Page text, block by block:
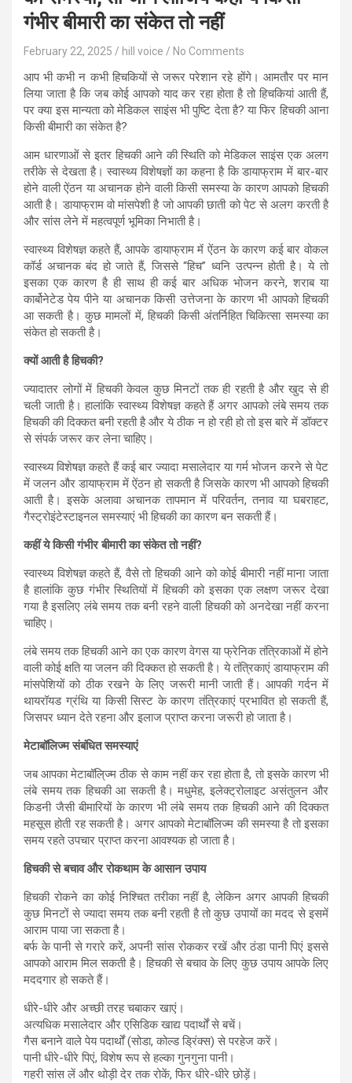
गंभीर बीमारी का संकेत तो नहीं
February 22, 2025 hill voice No Comments
आप भी कभी न कभी हिचकियों से जरूर परेशान रहे होंगे। आमतौर पर मान
लिया जाता है कि जब कोई आपको याद कर रहा होता है तो हिचकियां आती हैं,
पर क्या इस मान्यता को मेडिकल साइंस भी पुष्टि देता है? या फिर हिचकी आना
किसी बीमारी का संकेत है?
आम धारणाओं से इतर हिचकी आने की स्थिति को मेडिकल साइंस एक अलग
तरीके से देखता है। स्वास्थ्य विशेषज्ञों का कहना है कि डायाफ्राम में बार-बार
होने वाली ऐंठन या अचानक होने वाली किसी समस्या के कारण आपको हिचकी
आती है। डायाफ्राम वो मांसपेशी है जो आपकी छाती को पेट से अलग करती है
और सांस लेने में महत्वपूर्ण भूमिका निभाती है।
स्वास्थ्य विशेषज्ञ कहते हैं, आपके डायाफ्राम में ऐंठन के कारण कई बार वोकल
कॉर्ड अचानक बंद हो जाते हैं, जिससे “हिच” ध्वनि उत्पन्न होती है। ये तो
इसका एक कारण है ही साथ ही कई बार अधिक भोजन करने, शराब या
कार्बोनेटेड पेय पीने या अचानक किसी उत्तेजना के कारण भी आपको हिचकी
आ सकती है। कुछ मामलों में, हिचकी किसी अंतर्निहित चिकित्सा समस्या का
संकेत हो सकती है।
क्यों आती है हिचकी?
ज्यादातर लोगों में हिचकी केवल कुछ मिनटों तक ही रहती है और खुद से ही
चली जाती है। हालांकि स्वास्थ्य विशेषज्ञ कहते हैं अगर आपको लंबे समय तक
हिचकी की दिक्कत बनी रहती है और ये ठीक न हो रही हो तो इस बारे में डॉक्टर
से संपर्क जरूर कर लेना चाहिए।
स्वास्थ्य विशेषज्ञ कहते हैं कई बार ज्यादा मसालेदार या गर्म भोजन करने से पेट
में जलन और डायाफ्राम में ऐंठन हो सकती है जिसके कारण भी आपको हिचकी
आती है। इसके अलावा अचानक तापमान में परिवर्तन, तनाव या घबराहट,
गैस्ट्रोइंटेस्टाइनल समस्याएं भी हिचकी का कारण बन सकती हैं।
कहीं ये किसी गंभीर बीमारी का संकेत तो नहीं?
स्वास्थ्य विशेषज्ञ कहते हैं, वैसे तो हिचकी आने को कोई बीमारी नहीं माना जाता
है हालांकि कुछ गंभीर स्थितियों में हिचकी को इसका एक लक्षण जरूर देखा
गया है इसलिए लंबे समय तक बनी रहने वाली हिचकी को अनदेखा नहीं करना
चाहिए।
लंबे समय तक हिचकी आने का एक कारण वेगस या फ्रेनिक तंत्रिकाओं में होने
वाली कोई क्षति या जलन की दिक्कत हो सकती है। ये तंत्रिकाएं डायाफ्राम की
मांसपेशियों को ठीक रखने के लिए जरूरी मानी जाती हैं। आपकी गर्दन में
थायरॉयड ग्रंथि या किसी सिस्ट के कारण तंत्रिकाएं प्रभावित हो सकती हैं,
जिसपर ध्यान देते रहना और इलाज प्राप्त करना जरूरी हो जाता है।
मेटाबॉलिज्म संबंधित समस्याएं
जब आपका मेटाबॉलि्ज्म ठीक से काम नहीं कर रहा होता है, तो इसके कारण भी
लंबे समय तक हिचकी आ सकती है। मधुमेह, इलेक्ट्रोलाइट असंतुलन और
किडनी जैसी बीमारियों के कारण भी लंबे समय तक हिचकी आने की दिक्कत
महसूस होती रह सकती है। अगर आपको मेटाबॉलिज्म की समस्या है तो इसका
समय रहते उपचार प्राप्त करना आवश्यक हो जाता है।
हिचकी से बचाव और रोकथाम के आसान उपाय
हिचकी रोकने का कोई निश्चित तरीका नहीं है, लेकिन अगर आपकी हिचकी
कुछ मिनटों से ज्यादा समय तक बनी रहती है तो कुछ उपायों का मदद से इसमें
आराम पाया जा सकता है।
बर्फ के पानी से गरारे करें, अपनी सांस रोककर रखें और ठंडा पानी पिएं इससे
आपको आराम मिल सकती है। हिचकी से बचाव के लिए कुछ उपाय आपके लिए
मददगार हो सकते हैं।
धीरे-धीरे और अच्छी तरह चबाकर खाएं।
अत्यधिक मसालेदार और एसिडिक खाद्य पदार्थों से बचें।
गैस बनाने वाले पेय पदार्थों (सोडा, कोल्ड ड्रिंक्स) से परहेज करें।
पानी धीरे-धीरे पिएं, विशेष रूप से हल्का गुनगुना पानी।
गहरी सांस लें और थोड़ी देर तक रोकें, फिर धीरे-धीरे छोड़ें।